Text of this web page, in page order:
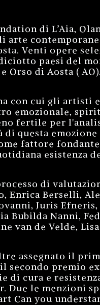
di L’Aia,
arte
Venti opere
paesi del
Orso di Aosta ( AO).
con cui gli artisti
emozionale,
fertile per
questa
fattore
esistenza
di
Enrica Berselli,
Juris
Bubilda Nanni,
van de Velde,
assegnato il
secondo premio
di cura e
Due le menzioni
Can you